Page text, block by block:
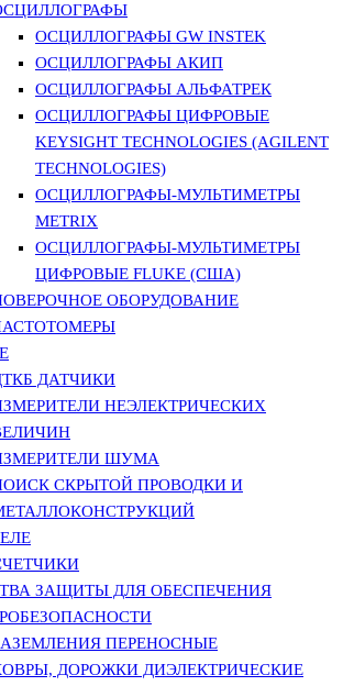
ОСЦИЛЛОГРАФЫ GW INSTEK
ОСЦИЛЛОГРАФЫ АКИП
ОСЦИЛЛОГРАФЫ АЛЬФАТРЕК
ОСЦИЛЛОГРАФЫ ЦИФРОВЫЕ
KEYSIGHT TECHNOLOGIES (AGILENT
TECHNOLOGIES)
ОСЦИЛЛОГРАФЫ-МУЛЬТИМЕТРЫ
METRIX
ОСЦИЛЛОГРАФЫ-МУЛЬТИМЕТРЫ
ЦИФРОВЫЕ FLUKE (США)
ОБОРУДОВАНИЕ
ДАТЧИКИ
НЕЭЛЕКТРИЧЕСКИХ
ШУМА
СКРЫТОЙ ПРОВОДКИ И
ЗАЩИТЫ ДЛЯ ОБЕСПЕЧЕНИЯ
ПЕРЕНОСНЫЕ
ДОРОЖКИ ДИЭЛЕКТРИЧЕСКИЕ